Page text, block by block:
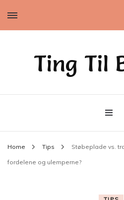
Ting Til
Home Tips Støbeplade vs.
fordelene og ulemperne?